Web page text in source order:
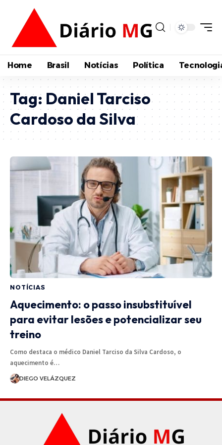
Home Brasil Notícias Política
Tag: Daniel Tarciso
Cardoso da Silva
NOTÍCIAS
Aquecimento: o passo insubstituível
para evitar lesões e potencializar seu
treino
Como destaca o médico Daniel Tarciso da Silva Cardoso, o
aquecimento é…
DIEGO VELÁZQUEZ